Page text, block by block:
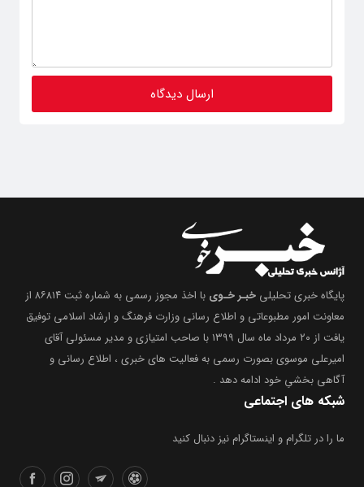
پایگاه خبری تحلیلی خبـر خـوی
با اخذ مجوز رسمی به شماره ثبت ۸۶۸۱۴ از
معاونت امور مطبوعاتی و اطلاع رسانی وزارت فرهنگ و ارشاد اسلامی توفیق
یافت از ۲۰ مرداد ماه سال ۱۳۹۹ با صاحب امتیازی و مدیر مسئولی آقای
امیرعلی موسوی بصورت رسمی به فعالیت های خبری ، اطلاع رسانی و
آگاهی بخشیِ خود ادامه دهد .
شبکه های اجتماعی
ما را در تلگرام و اینستاگرام نیز دنبال کنید